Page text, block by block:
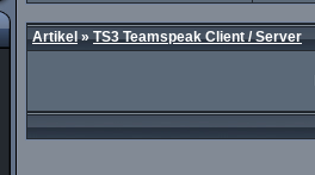
Artikel» TS3 Teamspeak Client / Server